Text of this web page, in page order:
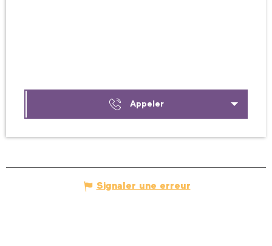
Appeler
Signaler une erreur